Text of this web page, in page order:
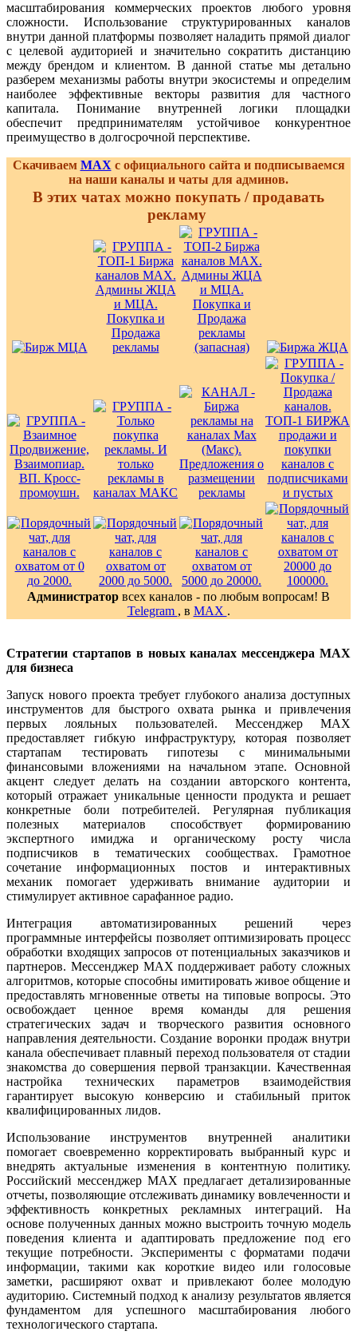
масштабирования коммерческих проектов любого уровня
сложности. Использование структурированных каналов
внутри данной платформы позволяет наладить прямой диалог
с целевой аудиторией и значительно сократить дистанцию
между брендом и клиентом. В данной статье мы детально
разберем механизмы работы внутри экосистемы и определим
наиболее эффективные векторы развития для частного
капитала. Понимание внутренней логики площадки
обеспечит предпринимателям устойчивое конкурентное
преимущество в долгосрочной перспективе.
Скачиваем MAX с официального сайта и подписываемся
на наши каналы и чаты для админов.
В этих чатах можно покупать / продавать
рекламу
Администратор всех каналов - по любым вопросам! В
Telegram , в MAX .
Стратегии стартапов в новых каналах мессенджера MAX
для бизнеса
Запуск нового проекта требует глубокого анализа доступных
инструментов для быстрого охвата рынка и привлечения
первых лояльных пользователей. Мессенджер MAX
предоставляет гибкую инфраструктуру, которая позволяет
стартапам тестировать гипотезы с минимальными
финансовыми вложениями на начальном этапе. Основной
акцент следует делать на создании авторского контента,
который отражает уникальные ценности продукта и решает
конкретные боли потребителей. Регулярная публикация
полезных материалов способствует формированию
экспертного имиджа и органическому росту числа
подписчиков в тематических сообществах. Грамотное
сочетание информационных постов и интерактивных
механик помогает удерживать внимание аудитории и
стимулирует активное сарафанное радио.
Интеграция автоматизированных решений через
программные интерфейсы позволяет оптимизировать процесс
обработки входящих запросов от потенциальных заказчиков и
партнеров. Мессенджер MAX поддерживает работу сложных
алгоритмов, которые способны имитировать живое общение и
предоставлять мгновенные ответы на типовые вопросы. Это
освобождает ценное время команды для решения
стратегических задач и творческого развития основного
направления деятельности. Создание воронки продаж внутри
канала обеспечивает плавный переход пользователя от стадии
знакомства до совершения первой транзакции. Качественная
настройка технических параметров взаимодействия
гарантирует высокую конверсию и стабильный приток
квалифицированных лидов.
Использование инструментов внутренней аналитики
помогает своевременно корректировать выбранный курс и
внедрять актуальные изменения в контентную политику.
Российский мессенджер MAX предлагает детализированные
отчеты, позволяющие отслеживать динамику вовлеченности и
эффективность конкретных рекламных интеграций. На
основе полученных данных можно выстроить точную модель
поведения клиента и адаптировать предложение под его
текущие потребности. Эксперименты с форматами подачи
информации, такими как короткие видео или голосовые
заметки, расширяют охват и привлекают более молодую
аудиторию. Системный подход к анализу результатов является
фундаментом для успешного масштабирования любого
технологического стартапа.